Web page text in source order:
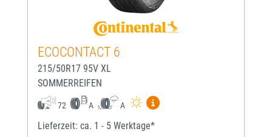
ECOCONTACT 6
215/50R17 95V XL
SOMMERREIFEN
72 A A
Mehr Informationen zum
Lieferzeit: ca. 1 - 5 Werktage*